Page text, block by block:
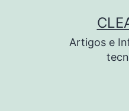
Artigos e